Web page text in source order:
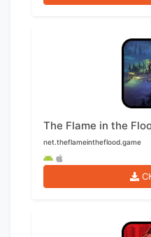
The Flame in the
net.theflameintheflood.game